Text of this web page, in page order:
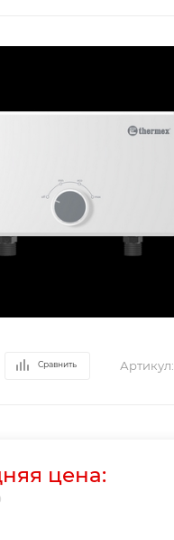
Сравнить Артикул:
цена: